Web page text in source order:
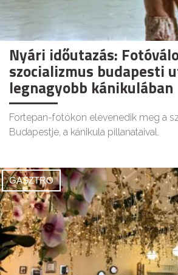
Nyári időutazás:
szocializmus budapesti
legnagyobb kánikulában
Fortepan-fotókon elevenedik meg a
Budapestje, a kánikula pillanataival.
GASZTRO